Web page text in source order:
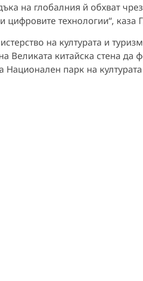
на глобалния й обхват
цифровите технологии“,
на културата и
Великата китайска стена да
Национален парк на